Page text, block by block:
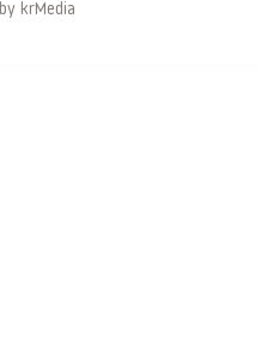
krMedia